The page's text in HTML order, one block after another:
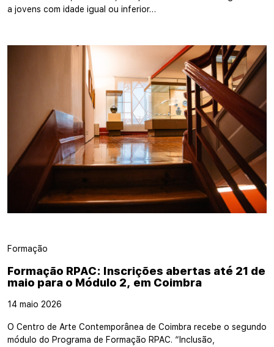
a jovens com idade igual ou inferior…
Formação
Formação RPAC: Inscrições abertas até 21 de
maio para o Módulo 2, em Coimbra
14 maio 2026
O Centro de Arte Contemporânea de Coimbra recebe o segundo
módulo do Programa de Formação RPAC. “Inclusão,